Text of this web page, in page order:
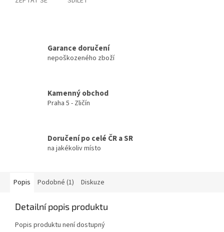
Garance doručení
nepoškozeného zboží
Kamenný obchod
Praha 5 - Zličín
Doručení po celé ČR a SR
na jakékoliv místo
Popis Podobné (1) Diskuze
Detailní popis produktu
Popis produktu není dostupný